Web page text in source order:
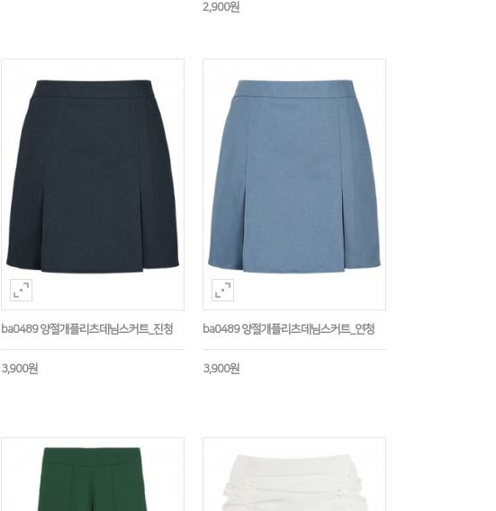
2,900원
ba0489 양절개플리츠데님스커트_진청
3,900원
ba0489 양절개플리츠데님스커트_연청
3,900원